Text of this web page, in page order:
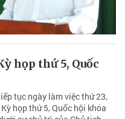
họp thứ 5, Quốc
tục ngày làm việc thứ 23,
họp thứ 5, Quốc hội khóa